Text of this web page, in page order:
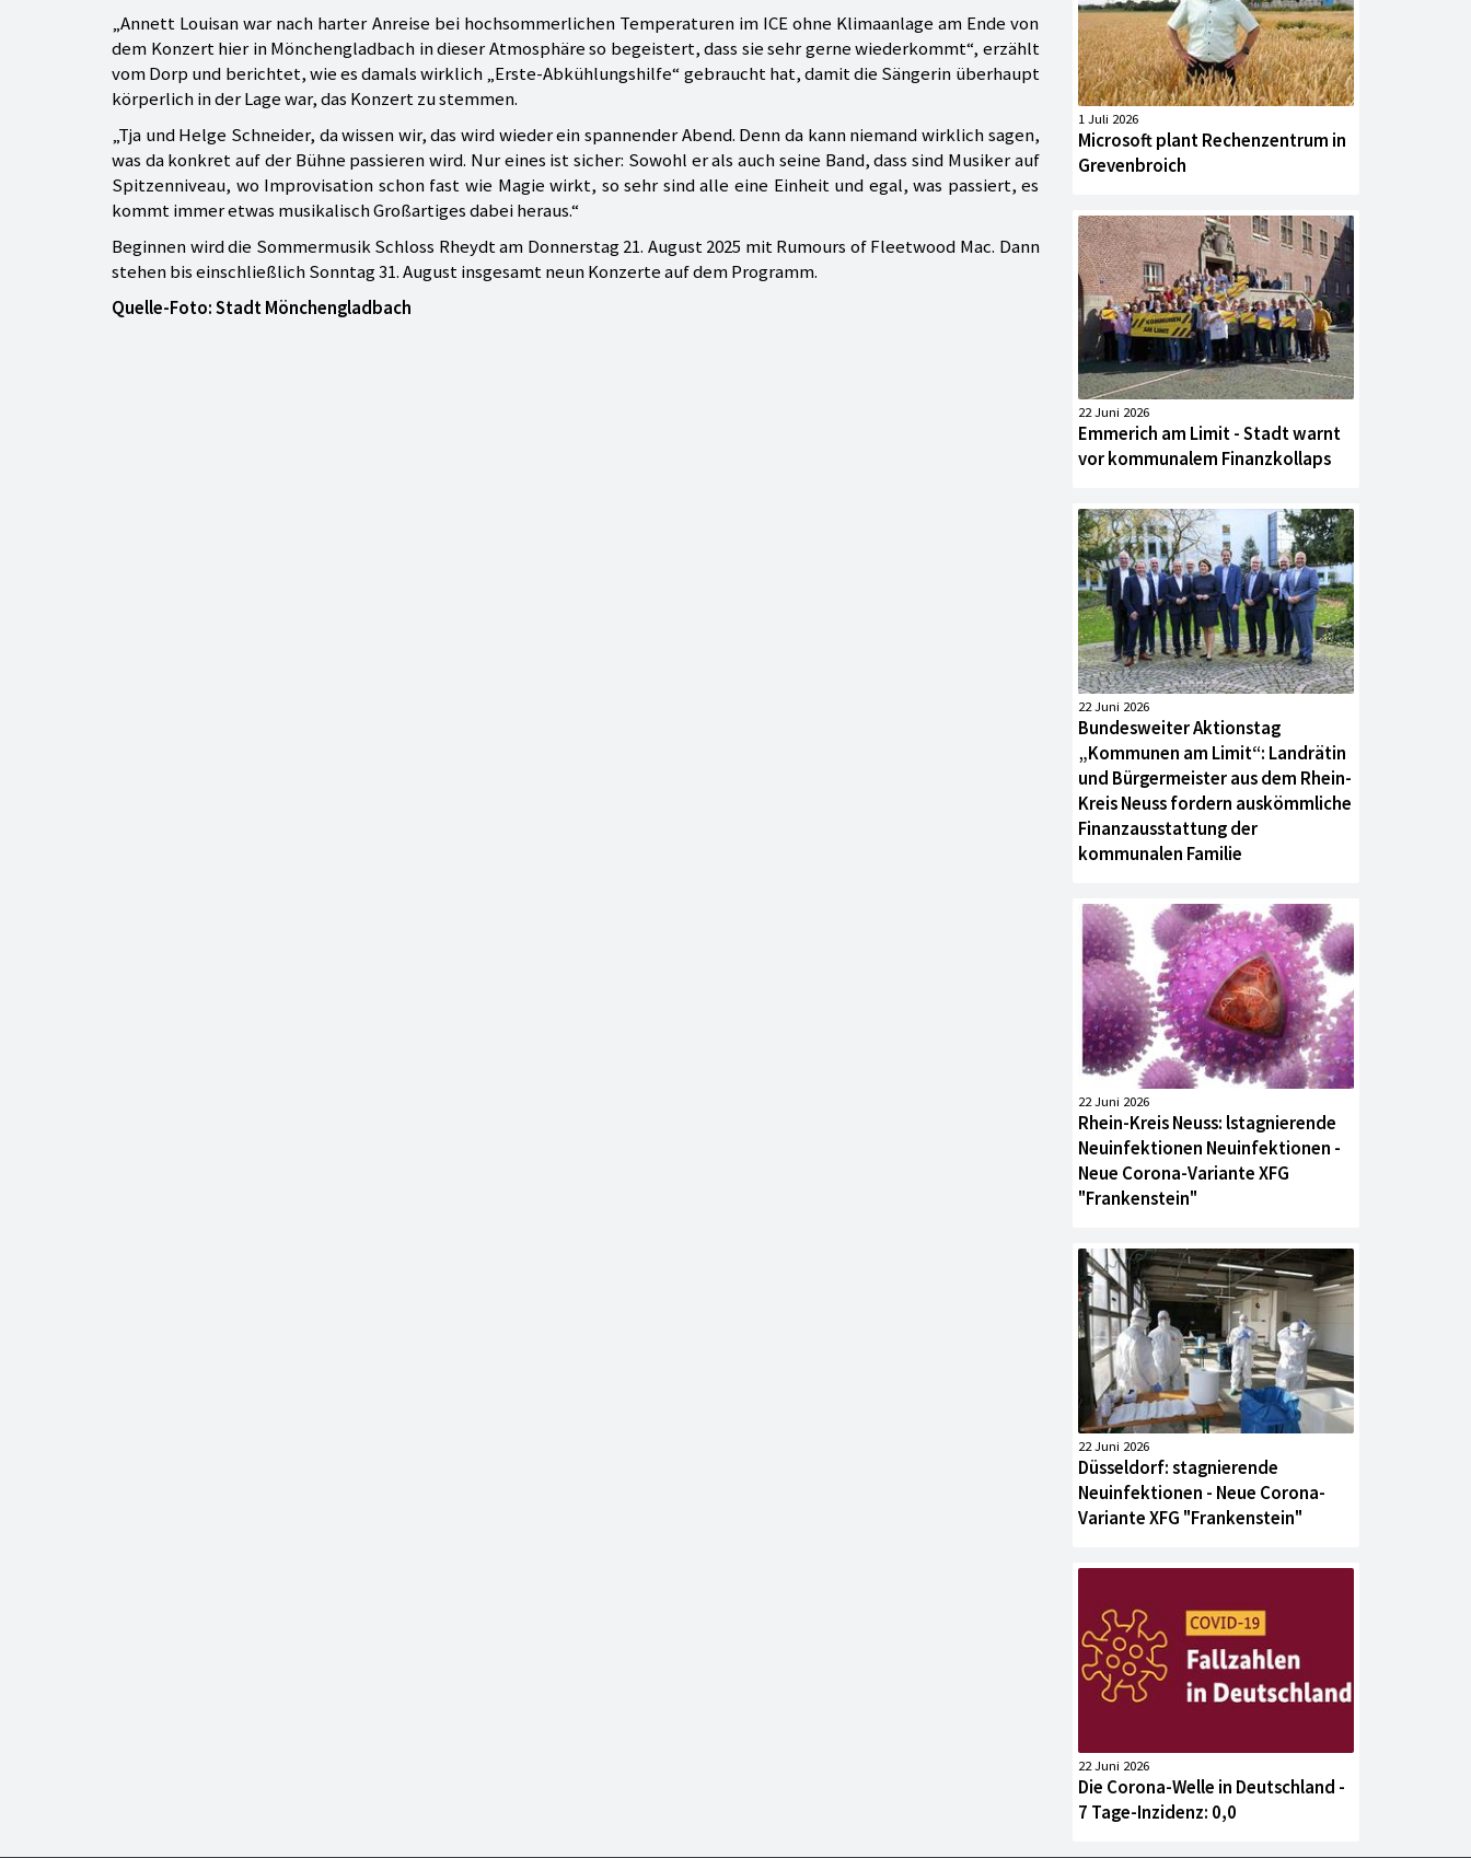
„Annett Louisan war nach harter Anreise bei hochsommerlichen Temperaturen im ICE ohne Klimaanlage am Ende von
dem Konzert hier in Mönchengladbach in dieser Atmosphäre so begeistert, dass sie sehr gerne wiederkommt“, erzählt
vom Dorp und berichtet, wie es damals wirklich „Erste-Abkühlungshilfe“ gebraucht hat, damit die Sängerin überhaupt
körperlich in der Lage war, das Konzert zu stemmen.
„Tja und Helge Schneider, da wissen wir, das wird wieder ein spannender Abend. Denn da kann niemand wirklich sagen,
was da konkret auf der Bühne passieren wird. Nur eines ist sicher: Sowohl er als auch seine Band, dass sind Musiker auf
Spitzenniveau, wo Improvisation schon fast wie Magie wirkt, so sehr sind alle eine Einheit und egal, was passiert, es
kommt immer etwas musikalisch Großartiges dabei heraus.“
Beginnen wird die Sommermusik Schloss Rheydt am Donnerstag 21. August 2025 mit Rumours of Fleetwood Mac. Dann
stehen bis einschließlich Sonntag 31. August insgesamt neun Konzerte auf dem Programm.
Quelle-Foto: Stadt Mönchengladbach
1 Juli 2026
Microsoft plant Rechenzentrum in
Grevenbroich
22 Juni 2026
Emmerich am Limit - Stadt warnt
vor kommunalem Finanzkollaps
22 Juni 2026
Bundesweiter Aktionstag
„Kommunen am Limit“: Landrätin
und Bürgermeister aus dem Rhein-
Kreis Neuss fordern auskömmliche
Finanzausstattung der
kommunalen Familie
22 Juni 2026
Rhein-Kreis Neuss: lstagnierende
Neuinfektionen Neuinfektionen -
Neue Corona-Variante XFG
"Frankenstein"
22 Juni 2026
Düsseldorf: stagnierende
Neuinfektionen - Neue Corona-
Variante XFG "Frankenstein"
22 Juni 2026
Die Corona-Welle in Deutschland -
7 Tage-Inzidenz: 0,0